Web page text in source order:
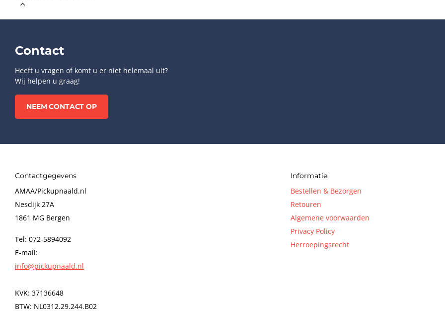
Contact
Heeft u vragen of komt u er niet helemaal uit?
Wij helpen u graag!
NEEM CONTACT OP
Contactgegevens
AMAA/Pickupnaald.nl
Nesdijk 27A
1861 MG Bergen
Tel: 072-5894092
E-mail:
info@pickupnaald.nl
KVK: 37136648
BTW: NL0312.29.244.B02
Informatie
Bestellen & Bezorgen
Retouren
Algemene voorwaarden
Privacy Policy
Herroepingsrecht